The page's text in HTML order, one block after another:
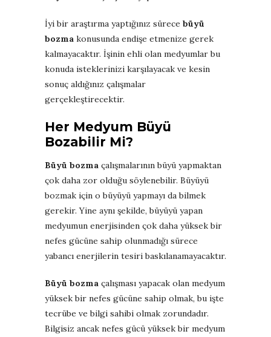
İyi bir araştırma yaptığınız sürece büyü
bozma konusunda endişe etmenize gerek
kalmayacaktır. İşinin ehli olan medyumlar bu
konuda isteklerinizi karşılayacak ve kesin
sonuç aldığınız çalışmalar
gerçekleştirecektir.
Her Medyum Büyü
Bozabilir Mi?
Büyü bozma çalışmalarının büyü yapmaktan
çok daha zor olduğu söylenebilir. Büyüyü
bozmak için o büyüyü yapmayı da bilmek
gerekir. Yine aynı şekilde, büyüyü yapan
medyumun enerjisinden çok daha yüksek bir
nefes gücüne sahip olunmadığı sürece
yabancı enerjilerin tesiri baskılanamayacaktır.
Büyü bozma çalışması yapacak olan medyum
yüksek bir nefes gücüne sahip olmak, bu işte
tecrübe ve bilgi sahibi olmak zorundadır.
Bilgisiz ancak nefes gücü yüksek bir medyum